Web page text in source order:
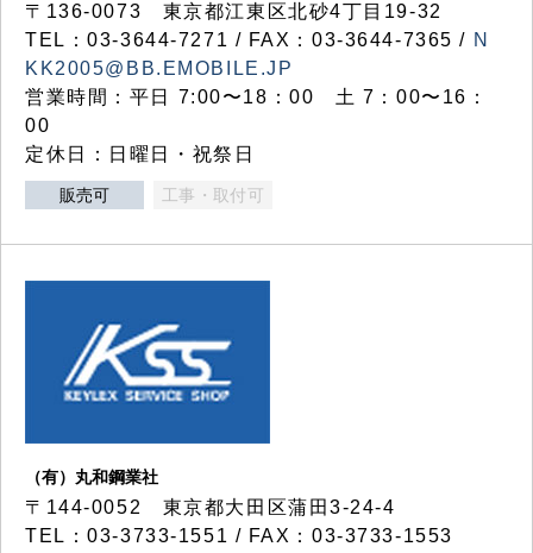
〒136-0073 東京都江東区北砂4丁目19-32
TEL：03‐3644‐7271 / FAX：03-3644-7365 / N
KK2005@BB.EMOBILE.JP
営業時間：平日 7:00〜18：00 土 7：00〜16：
00
定休日：日曜日・祝祭日
販売可 工事・取付可
（有）丸和鋼業社
〒144-0052 東京都大田区蒲田3-24-4
TEL：03-3733-1551 / FAX：03-3733-1553